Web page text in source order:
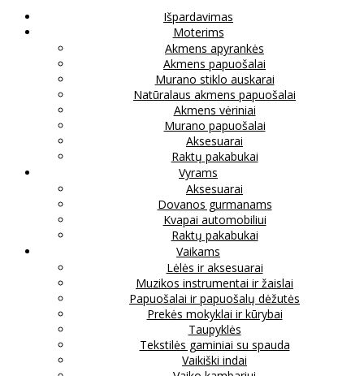
Išpardavimas
Moterims
Akmens apyrankės
Akmens papuošalai
Murano stiklo auskarai
Natūralaus akmens papuošalai
Akmens vėriniai
Murano papuošalai
Aksesuarai
Raktų pakabukai
Vyrams
Aksesuarai
Dovanos gurmanams
Kvapai automobiliui
Raktų pakabukai
Vaikams
Lėlės ir aksesuarai
Muzikos instrumentai ir žaislai
Papuošalai ir papuošalų dėžutės
Prekės mokyklai ir kūrybai
Taupyklės
Tekstilės gaminiai su spauda
Vaikiški indai